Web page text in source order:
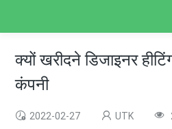
क्यों खरीदने डिजाइनर
कंपनी
2022-02-27 UTK